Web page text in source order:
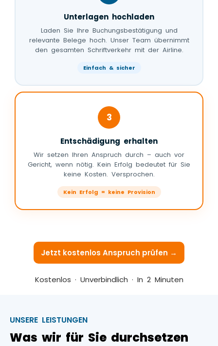
Unterlagen hochladen
Laden Sie Ihre Buchungsbestätigung und
relevante Belege hoch. Unser Team übernimmt
den gesamten Schriftverkehr mit der Airline.
Einfach & sicher
3
Entschädigung erhalten
Wir setzen Ihren Anspruch durch – auch vor
Gericht, wenn nötig. Kein Erfolg bedeutet für Sie
keine Kosten. Versprochen.
Kein Erfolg = keine Provision
Jetzt kostenlos Anspruch prüfen →
Kostenlos · Unverbindlich · In 2 Minuten
UNSERE LEISTUNGEN
Was wir für Sie durchsetzen